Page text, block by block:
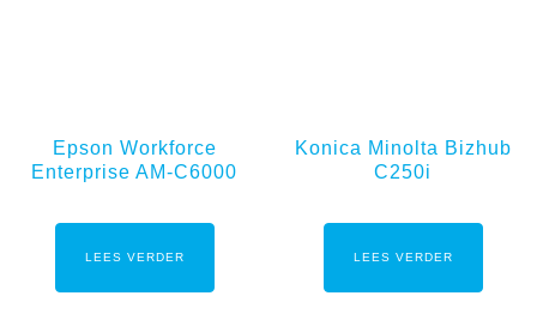
Epson Workforce
Enterprise AM-C6000
LEES VERDER
Konica Minolta Bizhub
C250i
LEES VERDER